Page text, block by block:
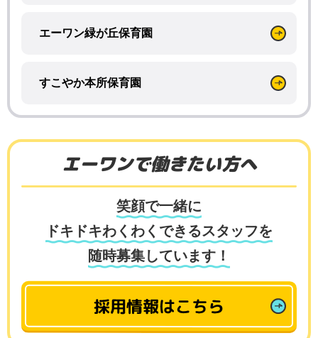
エーワン緑が丘保育園
すこやか本所保育園
エーワンで働きたい方へ
笑顔で一緒に
ドキドキわくわくできるスタッフを
随時募集しています！
採用情報はこちら